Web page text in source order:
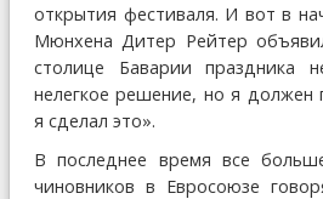
открытия фестиваля. И вот в
Мюнхена Дитер Рейтер
столице Баварии праздника
нелегкое решение, но я должен
я сделал это».
В последнее время все
чиновников в Евросоюзе